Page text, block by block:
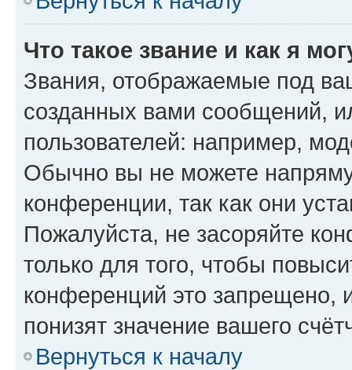
Что такое звание и как я
Звания, отображаемые под
созданных вами сообщений,
пользователей: например,
Обычно вы не можете
конференции, так как они
Пожалуйста, не засоряйте
только для того, чтобы
конференций это запрещено,
понизят значение вашего
Вернуться к началу